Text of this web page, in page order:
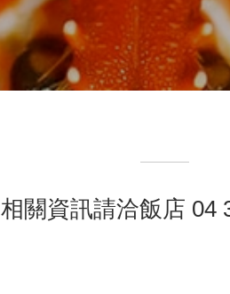
相關資訊請洽飯店 04